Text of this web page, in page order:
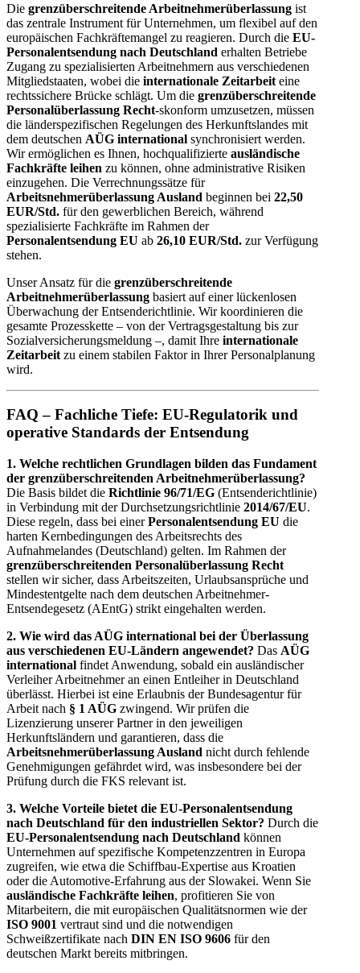
Die grenzüberschreitende Arbeitnehmerüberlassung ist
das zentrale Instrument für Unternehmen, um flexibel auf den
europäischen Fachkräftemangel zu reagieren. Durch die EU-
Personalentsendung nach Deutschland erhalten Betriebe
Zugang zu spezialisierten Arbeitnehmern aus verschiedenen
Mitgliedstaaten, wobei die internationale Zeitarbeit eine
rechtssichere Brücke schlägt. Um die grenzüberschreitende
Personalüberlassung Recht-skonform umzusetzen, müssen
die länderspezifischen Regelungen des Herkunftslandes mit
dem deutschen AÜG international synchronisiert werden.
Wir ermöglichen es Ihnen, hochqualifizierte ausländische
Fachkräfte leihen zu können, ohne administrative Risiken
einzugehen. Die Verrechnungssätze für
Arbeitsnehmerüberlassung Ausland beginnen bei 22,50
EUR/Std. für den gewerblichen Bereich, während
spezialisierte Fachkräfte im Rahmen der
Personalentsendung EU ab 26,10 EUR/Std. zur Verfügung
stehen.
Unser Ansatz für die grenzüberschreitende
Arbeitnehmerüberlassung basiert auf einer lückenlosen
Überwachung der Entsenderichtlinie. Wir koordinieren die
gesamte Prozesskette – von der Vertragsgestaltung bis zur
Sozialversicherungsmeldung –, damit Ihre internationale
Zeitarbeit zu einem stabilen Faktor in Ihrer Personalplanung
wird.
FAQ – Fachliche Tiefe: EU-Regulatorik und
operative Standards der Entsendung
1. Welche rechtlichen Grundlagen bilden das Fundament
der grenzüberschreitenden Arbeitnehmerüberlassung?
Die Basis bildet die Richtlinie 96/71/EG (Entsenderichtlinie)
in Verbindung mit der Durchsetzungsrichtlinie 2014/67/EU.
Diese regeln, dass bei einerPersonalentsendung EU die
harten Kernbedingungen des Arbeitsrechts des
Aufnahmelandes (Deutschland) gelten. Im Rahmen der
grenzüberschreitenden Personalüberlassung Recht
stellen wir sicher, dass Arbeitszeiten, Urlaubsansprüche und
Mindestentgelte nach dem deutschen Arbeitnehmer-
Entsendegesetz (AEntG) strikt eingehalten werden.
2. Wie wird das AÜG international bei der Überlassung
aus verschiedenen EU-Ländern angewendet? Das AÜG
international findet Anwendung, sobald ein ausländischer
Verleiher Arbeitnehmer an einen Entleiher in Deutschland
überlässt. Hierbei ist eine Erlaubnis der Bundesagentur für
Arbeit nach § 1 AÜG zwingend. Wir prüfen die
Lizenzierung unserer Partner in den jeweiligen
Herkunftsländern und garantieren, dass die
Arbeitsnehmerüberlassung Ausland nicht durch fehlende
Genehmigungen gefährdet wird, was insbesondere bei der
Prüfung durch die FKS relevant ist.
3. Welche Vorteile bietet die EU-Personalentsendung
nach Deutschland für den industriellen Sektor? Durch die
EU-Personalentsendung nach Deutschland können
Unternehmen auf spezifische Kompetenzzentren in Europa
zugreifen, wie etwa die Schiffbau-Expertise aus Kroatien
oder die Automotive-Erfahrung aus der Slowakei. Wenn Sie
ausländische Fachkräfte leihen, profitieren Sie von
Mitarbeitern, die mit europäischen Qualitätsnormen wie der
ISO 9001 vertraut sind und die notwendigen
Schweißzertifikate nach DIN EN ISO 9606 für den
deutschen Markt bereits mitbringen.